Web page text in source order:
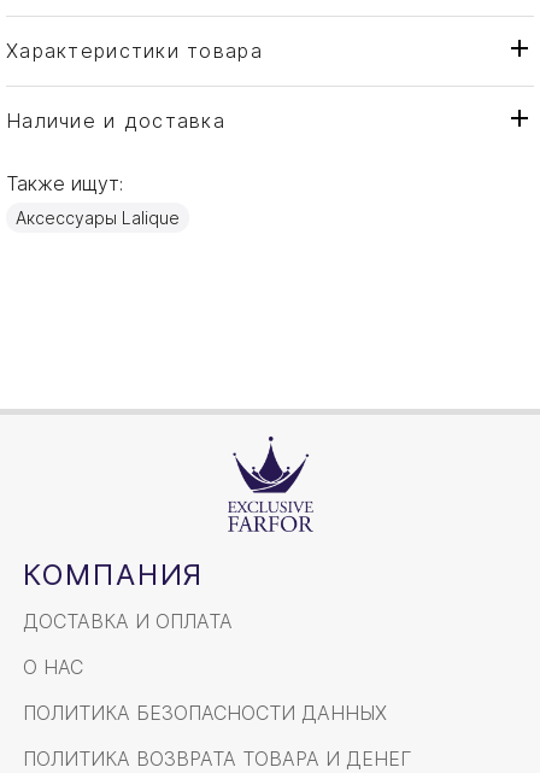
Характеристики товара
Тип товара
Декоративная панель
Бренд
Страна производителя
Материал
Наличие и доставка
Также ищут:
Аксессуары Lalique
КОМПАНИЯ
ДОСТАВКА И ОПЛАТА
О НАС
ПОЛИТИКА БЕЗОПАСНОСТИ ДАННЫХ
ПОЛИТИКА ВОЗВРАТА ТОВАРА И ДЕНЕГ